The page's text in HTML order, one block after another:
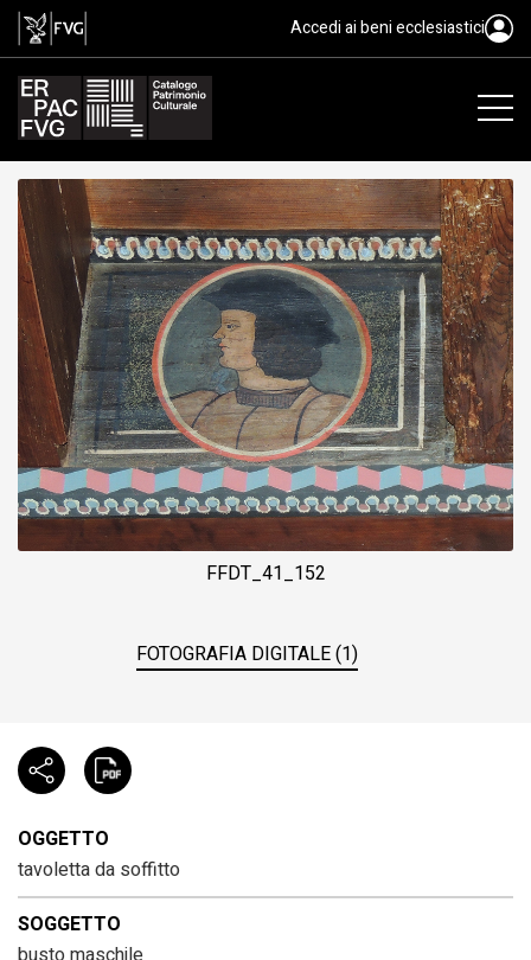
tavoletta da soffitto, ambito
Accedi ai beni ecclesiastici
FFDT_41_152
FOTOGRAFIA DIGITALE (1)
OGGETTO
tavoletta da soffitto
SOGGETTO